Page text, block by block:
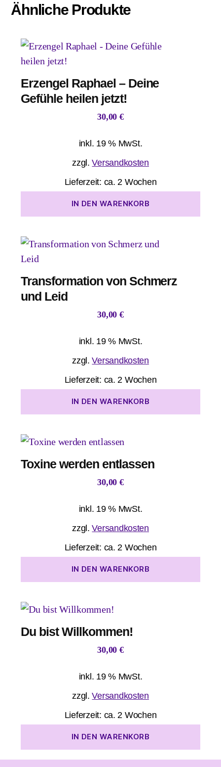
Ähnliche Produkte
Erzengel Raphael – Deine
Gefühle heilen jetzt!
30,00 €
inkl. 19 % MwSt.
zzgl.Versandkosten
Lieferzeit: ca. 2 Wochen
IN DEN WARENKORB
Transformation von Schmerz
und Leid
30,00 €
inkl. 19 % MwSt.
zzgl.Versandkosten
Lieferzeit: ca. 2 Wochen
IN DEN WARENKORB
Toxine werden entlassen
30,00 €
inkl. 19 % MwSt.
zzgl.Versandkosten
Lieferzeit: ca. 2 Wochen
IN DEN WARENKORB
Du bist Willkommen!
30,00 €
inkl. 19 % MwSt.
zzgl.Versandkosten
Lieferzeit: ca. 2 Wochen
IN DEN WARENKORB